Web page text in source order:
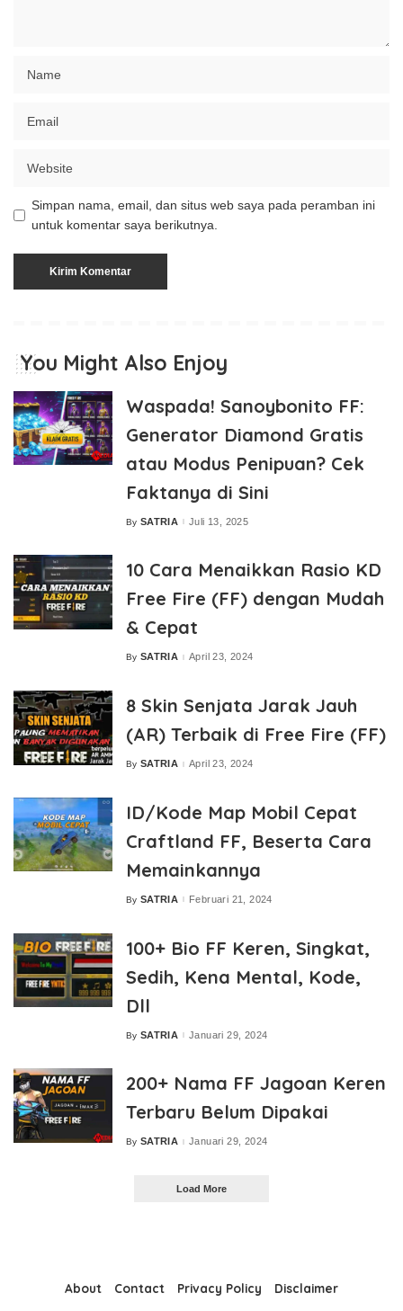
Simpan nama, email, dan situs web saya pada peramban ini
untuk komentar saya berikutnya.
You Might Also Enjoy
Waspada! Sanoybonito FF:
Generator Diamond Gratis
atau Modus Penipuan? Cek
Faktanya di Sini
Posted
By SATRIA Juli 13, 2025
10 Cara Menaikkan Rasio KD
Free Fire (FF) dengan Mudah
& Cepat
Posted
By SATRIA April 23, 2024
8 Skin Senjata Jarak Jauh
(AR) Terbaik di Free Fire (FF)
Posted
By SATRIA April 23, 2024
ID/Kode Map Mobil Cepat
Craftland FF, Beserta Cara
Memainkannya
Posted
By SATRIA Februari 21, 2024
100+ Bio FF Keren, Singkat,
Sedih, Kena Mental, Kode,
Dll
Posted
By SATRIA Januari 29, 2024
200+ Nama FF Jagoan Keren
Terbaru Belum Dipakai
Posted
By SATRIA Januari 29, 2024
Load More
About Contact Privacy Policy Disclaimer